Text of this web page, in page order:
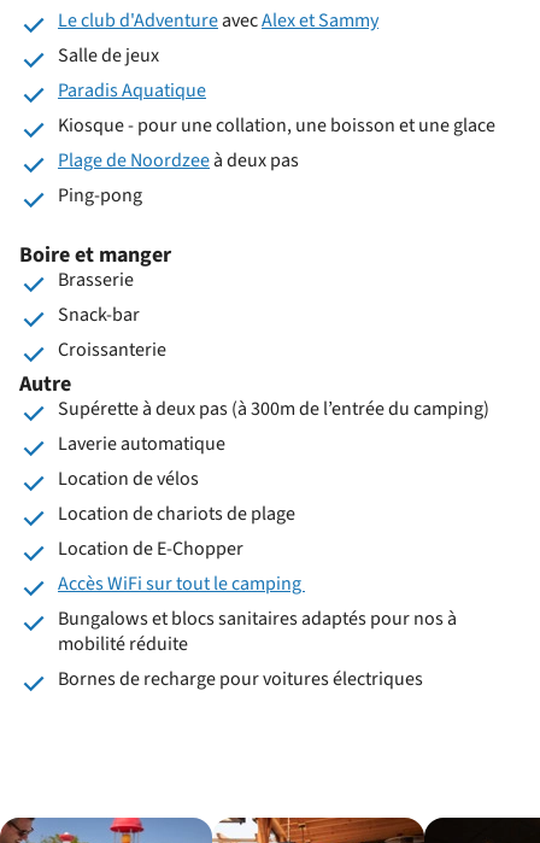
Le club d'AdventureavecAlex et Sammy
Salle de jeux
Paradis Aquatique
Kiosque - pour une collation, une boisson et une glace
Plage de Noordzeeà deux pas
Ping-pong
Boire et manger
Brasserie
Snack-bar
Croissanterie
Autre
Supérette à deux pas (à 300m de l’entrée du camping)
Laverie automatique
Location de vélos
Location de chariots de plage
Location de E-Chopper
Accès WiFi sur tout le camping
Bungalows et blocs sanitaires adaptés pour nos à
mobilité réduite
Bornes de recharge pour voitures électriques